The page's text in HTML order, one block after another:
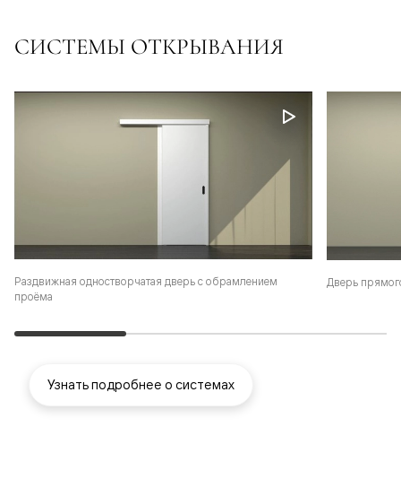
СИСТЕМЫ ОТКРЫВАНИЯ
Раздвижная одностворчатая дверь с обрамлением
проёма
Дверь
Узнать подробнее о системах